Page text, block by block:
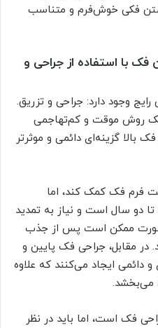
فکی خوش‌فرم و متناسب
با استفاده از جراحی و
وجود دارد: جراحی و تزریق.
یک روش موقت و کم‌تهاجمی
گزینه‌ای دائمی و موثرتر
فرم فک کمک کند، اما
تا دو سال است و نیاز به تمدید
صورت ممکن است پس از جذب
در مقابل، جراحی فک پایین و
دائمی ایجاد می‌کنند که علاوه
می‌بخشد.
فک است، اما باید در نظر